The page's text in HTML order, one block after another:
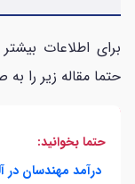
برای اطلاعات
حتما مقاله زیر را
حتما بخوانید:
درآمد مهندسان در